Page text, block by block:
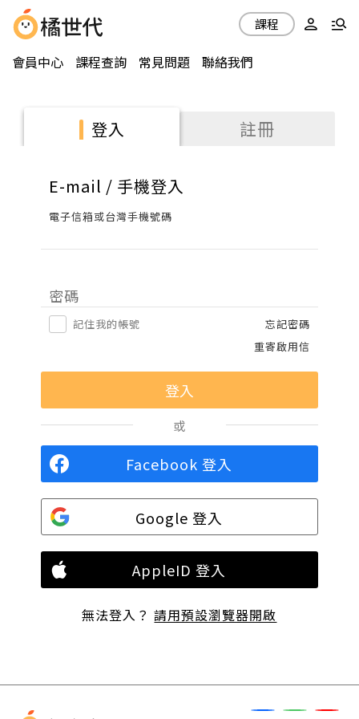
會員中心 課程查詢 常見問題 聯絡我們
課程
登入 註冊
E-mail / 手機登入
電子信箱或台灣手機號碼
密碼
記住我的帳號
忘記密碼
重寄啟用信
或
Facebook 登入
Google 登入
AppleID 登入
無法登入？請用預設瀏覽器開啟